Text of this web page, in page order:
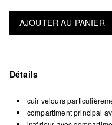
AJOUTER AU PANIER
Détails
cuir velours
compartiment principal